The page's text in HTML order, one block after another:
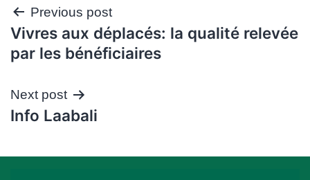
Navigation
de
Previous post
Vivres aux déplacés: la qualité relevée
par les bénéficiaires
Next post
Info Laabali